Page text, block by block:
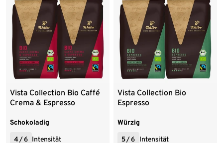
Vista Collection Bio Caffé
Crema & Espresso
Schokoladig
4/6 Intensität
Vista Collection Bio
Espresso
Würzig
5/6 Intensität